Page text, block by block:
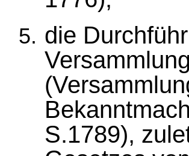
die
S.1789),